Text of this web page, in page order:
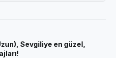
Sevgiliye en güzel,